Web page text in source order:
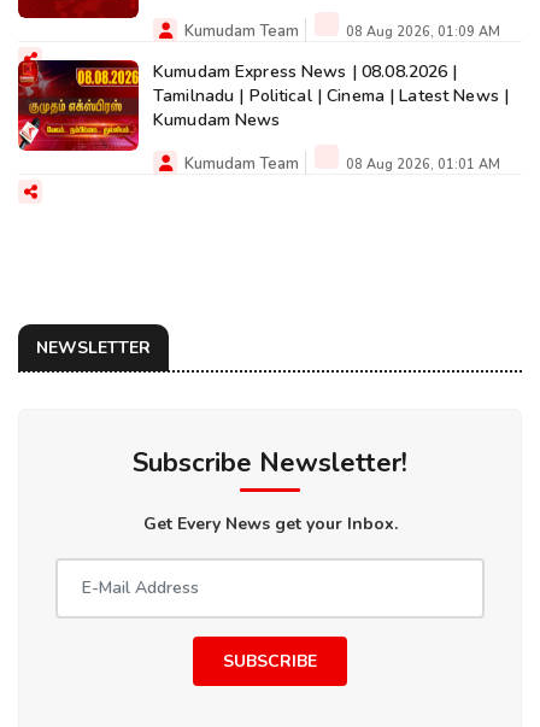
Kumudam Team 08 Aug 2026, 01:09 AM
Kumudam Express News | 08.08.2026 |
Tamilnadu | Political | Cinema | Latest News |
Kumudam News
Kumudam Team 08 Aug 2026, 01:01 AM
NEWSLETTER
Subscribe Newsletter!
Get Every News get your Inbox.
SUBSCRIBE